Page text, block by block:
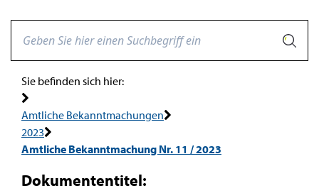
Sie befinden sich hier:
Amtliche Bekanntmachungen
2023
Amtliche Bekanntmachung Nr. 11 / 2023
Dokumententitel: